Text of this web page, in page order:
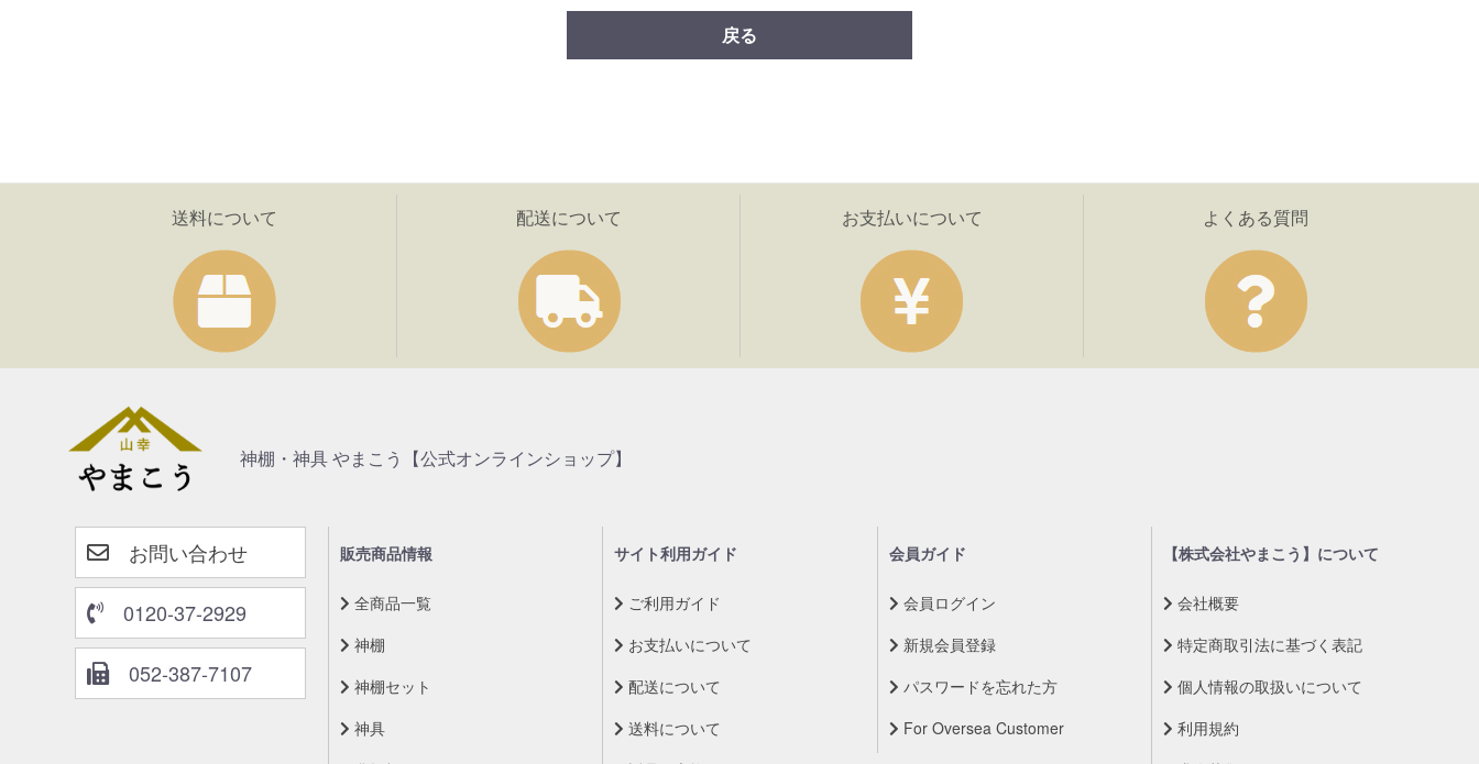
戻る
送料について 配送について お支払いについて よくある質問
神棚・神具 やまこう【公式オンラインショップ】
お問い合わせ
0120-37-2929
052-387-7107
販売商品情報
全商品一覧
神棚
神棚セット
神具
サイト利用ガイド
ご利用ガイド
お支払いについて
配送について
送料について
会員ガイド
会員ログイン
新規会員登録
パスワードを忘れた方
For Oversea Customer
【株式会社やまこう】について
会社概要
特定商取引法に基づく表記
個人情報の取扱いについて
利用規約